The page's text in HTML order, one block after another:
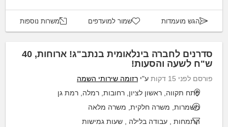
הגש מועמדות שמור למועדפים משרות נוספות
סדרנים לחברה בינלאומית בנתב"ג! ארוחות, 40
ש"ח לשעה והסעות!
פורסם לפני 15 דקות ע"י רזומה שירותי השמה
פתח תקווה, ראשון לציון, רחובות, רמלה, רמת גן
משמרות, משרה חלקית, משרה מלאה
התמחות
עבודה בלילה שעות גמישות